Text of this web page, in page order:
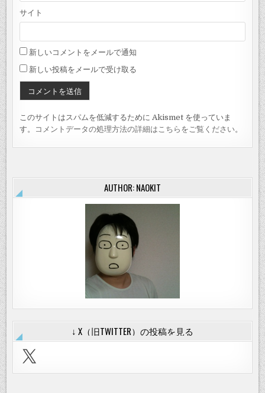
サイト
新しいコメントをメールで通知
新しい投稿をメールで受け取る
このサイトはスパムを低減するために Akismet を使っていま
す。
コメントデータの処理方法の詳細はこちらをご覧ください。
AUTHOR: NAOKIT
↓ X（旧TWITTER）の投稿を見る
X